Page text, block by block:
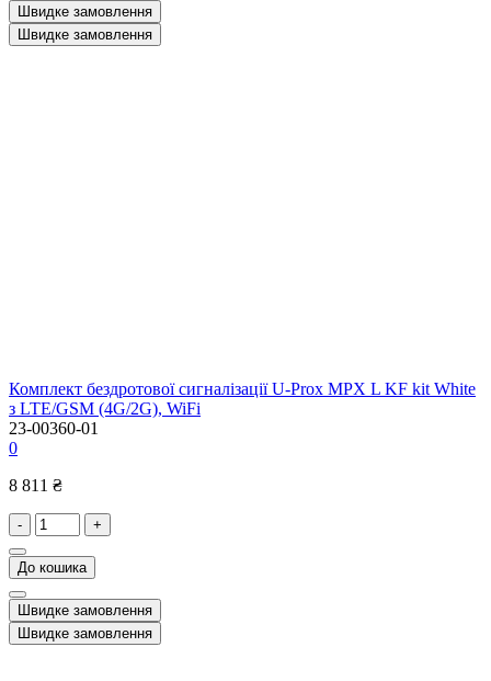
Швидке замовлення
Швидке замовлення
Комплект бездротової сигналізації U-Prox MPX L KF kit White
з LTE/GSM (4G/2G), WiFi
23-00360-01
0
8 811 ₴
- +
До кошика
Швидке замовлення
Швидке замовлення